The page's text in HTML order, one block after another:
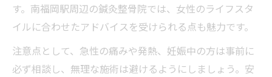
す。南福岡駅周辺の鍼灸整骨院では、女性のライフスタ
イルに合わせたアドバイスを受けられる点も魅力です。
注意点として、急性の痛みや発熱、妊娠中の方は事前に
必ず相談し、無理な施術は避けるようにしましょう。安